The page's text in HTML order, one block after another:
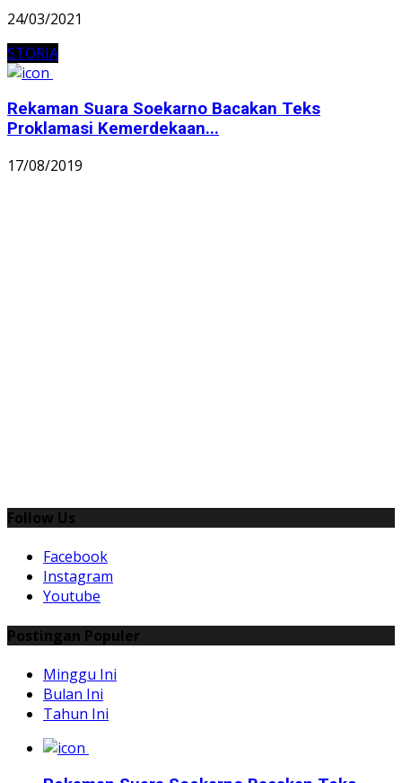
24/03/2021
STORIA
Rekaman Suara Soekarno Bacakan Teks
Proklamasi Kemerdekaan...
17/08/2019
Follow Us
Facebook
Instagram
Youtube
Postingan Populer
Minggu Ini
Bulan Ini
Tahun Ini